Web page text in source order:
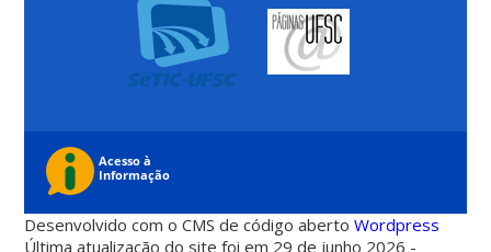
Desenvolvido com o CMS de código abertoWordpress
Última atualização do site foi em 29 de junho 2026 -